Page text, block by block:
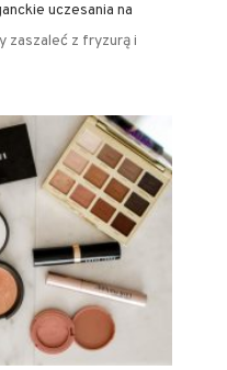
uczesania na
zaszaleć z fryzurą i